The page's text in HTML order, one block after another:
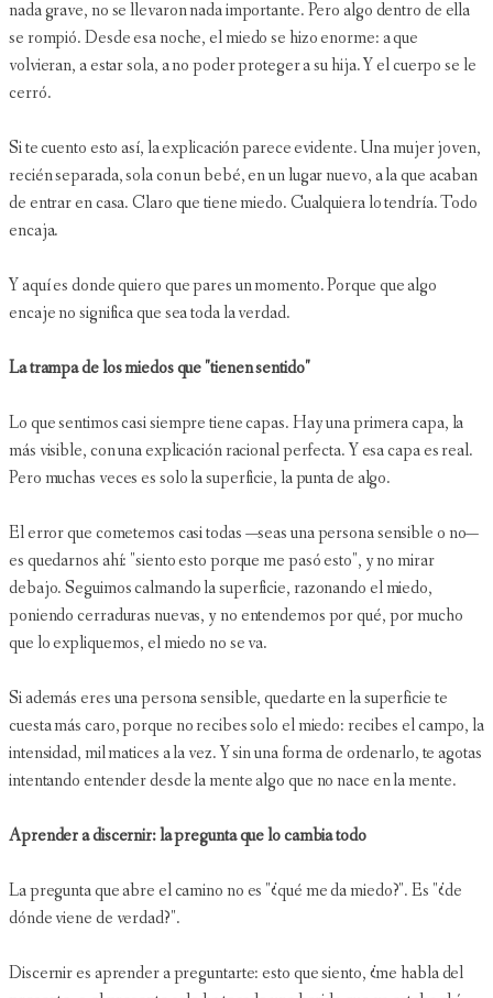
nada grave, no se llevaron nada importante. Pero algo dentro de ella
se rompió. Desde esa noche, el miedo se hizo enorme: a que
volvieran, a estar sola, a no poder proteger a su hija. Y el cuerpo se le
cerró.
Si te cuento esto así, la explicación parece evidente. Una mujer joven,
recién separada, sola con un bebé, en un lugar nuevo, a la que acaban
de entrar en casa. Claro que tiene miedo. Cualquiera lo tendría. Todo
encaja.
Y aquí es donde quiero que pares un momento. Porque que algo
encaje no significa que sea toda la verdad.
La trampa de los miedos que "tienen sentido"
Lo que sentimos casi siempre tiene capas. Hay una primera capa, la
más visible, con una explicación racional perfecta. Y esa capa es real.
Pero muchas veces es solo la superficie, la punta de algo.
El error que cometemos casi todas —seas una persona sensible o no—
es quedarnos ahí: "siento esto porque me pasó esto", y no mirar
debajo. Seguimos calmando la superficie, razonando el miedo,
poniendo cerraduras nuevas, y no entendemos por qué, por mucho
que lo expliquemos, el miedo no se va.
Si además eres una persona sensible, quedarte en la superficie te
cuesta más caro, porque no recibes solo el miedo: recibes el campo, la
intensidad, mil matices a la vez. Y sin una forma de ordenarlo, te agotas
intentando entender desde la mente algo que no nace en la mente.
Aprender a discernir: la pregunta que lo cambia todo
La pregunta que abre el camino no es "¿qué me da miedo?". Es "¿de
dónde viene de verdad?".
Discernir es aprender a preguntarte: esto que siento, ¿me habla del